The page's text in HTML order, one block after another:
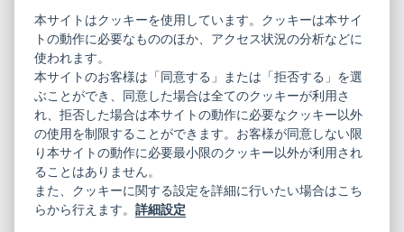
コーポレート
サイト
きものやまと振
袖
サイト
ニュースレター
ご利用案内
お問い合わせ
プライバシーポリシー
特定商取引法に基づく表記
ご利用規約
本サイトはクッキーを使用しています。クッキーは本サイ
トの動作に必要なもののほか、アクセス状況の分析などに
使われます。
本サイトのお客様は「同意する」または「拒否する」を選
ぶことができ、同意した場合は全てのクッキーが利用さ
れ、拒否した場合は本サイトの動作に必要なクッキー以外
の使用を制限することができます。お客様が同意しない限
り本サイトの動作に必要最小限のクッキー以外が利用され
ることはありません。
また、クッキーに関する設定を詳細に行いたい場合はこち
らから行えます。詳細設定